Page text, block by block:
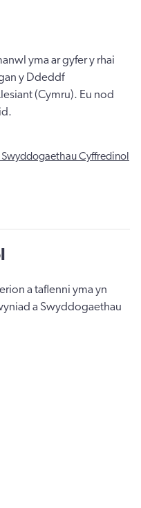
yma ar gyfer y rhai
y Ddeddf
(Cymru). Eu nod
Cyffredinol
a taflenni yma yn
a Swyddogaethau